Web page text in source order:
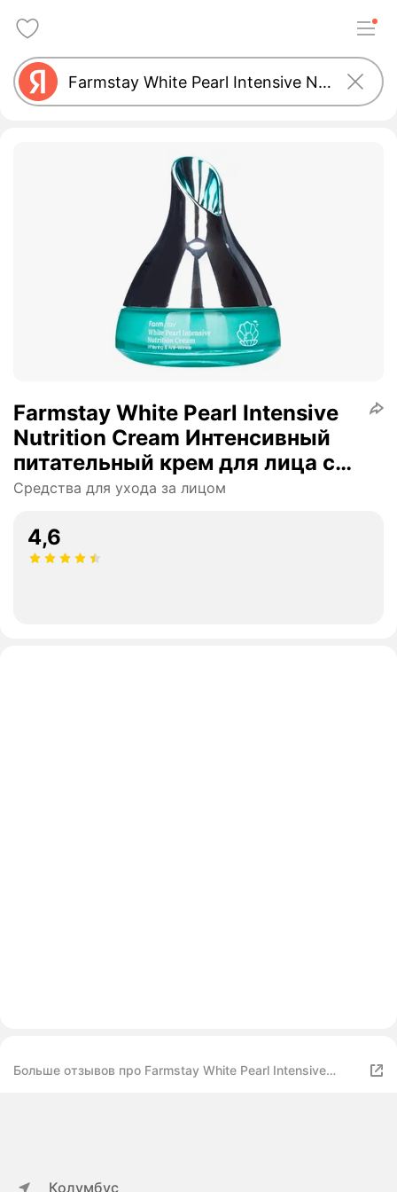
Farmstay White Pearl Intensive
Nutrition Cream Интенсивный
питательный крем для лица с
экстрактом жемчуга
Средства для ухода за лицом
4,6
Больше отзывов про Farmstay White Pearl Intensive
Колумбус